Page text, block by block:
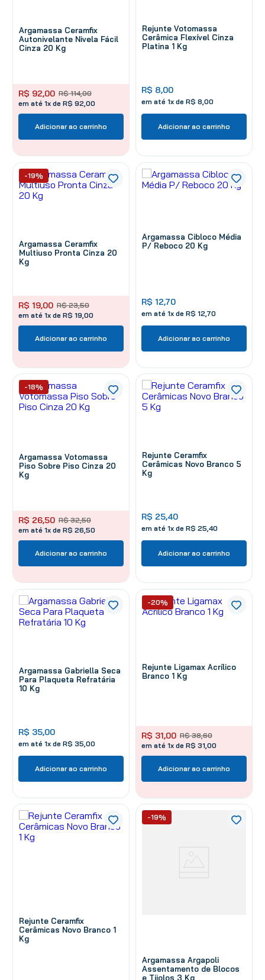
Argamassa Ceramfix
Autonivelante Nivela Fácil
Cinza 20 Kg
R$ 114,00
R$ 92,00
em até 1x de R$ 92,00
Adicionar ao carrinho
Rejunte Votomassa
Cerâmica Flexível Cinza
Platina 1 Kg
R$ 8,00
em até 1x de R$ 8 00
Adicionar ao carrinho
Argamassa Ceramfix
Multiuso Pronta Cinza 20
Kg
R$ 23,50
R$ 19,00
em até 1x de R$ 19,00
-19%
Adicionar ao carrinho
Argamassa Cibloco Média
P/ Reboco 20 Kg
R$ 12,70
em até 1x de R$ 12 70
Adicionar ao carrinho
Argamassa Votomassa
Piso Sobre Piso Cinza 20
Kg
R$ 32,50
R$ 26,50
em até 1x de R$ 26,50
-18%
Adicionar ao carrinho
Rejunte Ceramfix
Cerâmicas Novo Branco 5
Kg
R$ 25,40
em até 1x de R$ 25,40
Adicionar ao carrinho
Argamassa Gabriella Seca
Para Plaqueta Refratária
10 Kg
R$ 35,00
em até 1x de R$ 35 00
Adicionar ao carrinho
Rejunte Ligamax Acrílico
Branco 1 Kg
R$ 38,60
R$ 31,00
em até 1x de R$ 31,00
-20%
Adicionar ao carrinho
Rejunte Ceramfix
Cerâmicas Novo Branco 1
Kg
Argamassa Argapoli
Assentamento de Blocos
e Tijolos 3 Kg
-19%